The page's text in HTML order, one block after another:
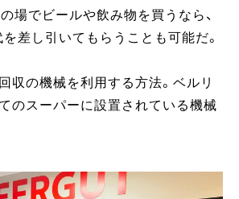
場でビールや飲み物を買うなら、
差し引いてもらうことも可能だ。
収の機械を利用する方法。ベルリ
のスーパーに設置されている機械